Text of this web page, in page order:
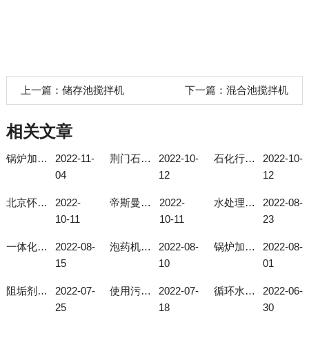
上一篇： 储存池搅拌机 下一篇：混合池搅拌机
相关文章
锅炉加药系统使用注意事项
2022-11-
04
荆门石化总厂石油石化加药装置
2022-10-
12
石化行业加药装置
2022-10-
12
北京怀柔现场自动成套化学加药装置
2022-
10-11
帝斯曼磷酸盐加药装置
2022-
10-11
水处理加药装置的作用
2022-08-
23
一体化投加装置选择型号有技巧！
2022-08-
15
泡药机的自动化程度高
2022-08-
10
锅炉加药系统如何选择合适的型号？
2022-08-
01
阻垢剂投加装置可解决地下水总硬度过高问题
2022-07-
25
使用污水厂搅拌机要注意这几个细节
2022-07-
18
循环水加药装置的使用与给药装置的发展
2022-06-
30